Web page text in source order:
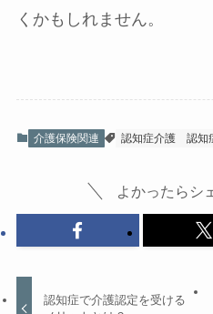
くかもしれません。
介護保険関連 認知症介護 認知
よかったらシ
認知症で介護認定を受ける